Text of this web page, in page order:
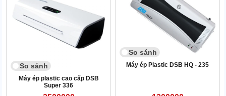
So sánh
Máy ép plastic cao cấp DSB
Super 336
So sánh
Máy ép Plastic DSB HQ - 235